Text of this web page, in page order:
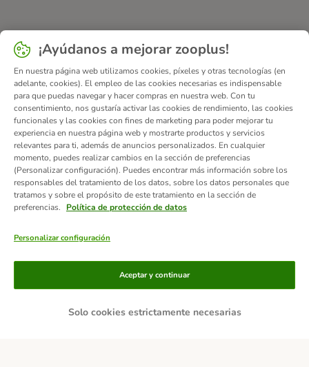
Métodos de pago
Contra-reembolso Transferencia
¡Ayúdanos a mejorar zooplus!
En nuestra página web utilizamos cookies, píxeles y otras tecnologías (en
adelante, cookies). El empleo de las cookies necesarias es indispensable
para que puedas navegar y hacer compras en nuestra web. Con tu
consentimiento, nos gustaría activar las cookies de rendimiento, las cookies
funcionales y las cookies con fines de marketing para poder mejorar tu
experiencia en nuestra página web y mostrarte productos y servicios
relevantes para ti, además de anuncios personalizados. En cualquier
momento, puedes realizar cambios en la sección de preferencias
(Personalizar configuración). Puedes encontrar más información sobre los
responsables del tratamiento de los datos, sobre los datos personales que
tratamos y sobre el propósito de este tratamiento en la sección de
preferencias.
Política de protección de datos
Personalizar configuración
Solo cookies estrictamente necesarias
Aceptar y continuar